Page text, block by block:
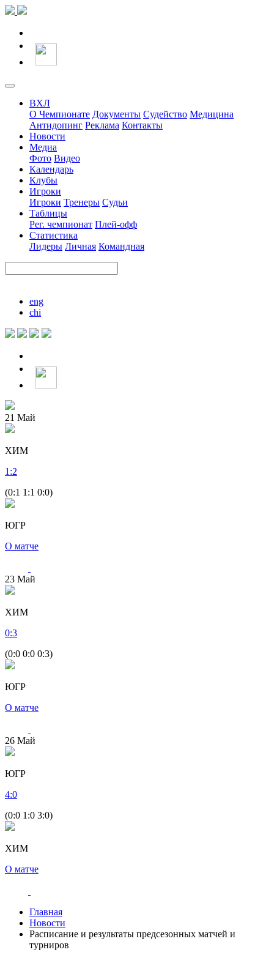
ВХЛ
О Чемпионате Документы Судейство Медицина
Антидопинг Реклама Контакты
Новости
Медиа
Фото Видео
Календарь
Клубы
Игроки
Игроки Тренеры Судьи
Таблицы
Рег. чемпионат Плей-офф
Статистика
Лидеры Личная Командная
eng
chi
21 Май
ХИМ
1 :2
(0:1 1:1 0:0)
ЮГР
О матче
23 Май
ХИМ
0:3
(0:0 0:0 0:3)
ЮГР
О матче
26 Май
ЮГР
4:0
(0:0 1:0 3:0)
ХИМ
О матче
Главная
Новости
Расписание и результаты предсезонных матчей и
турниров